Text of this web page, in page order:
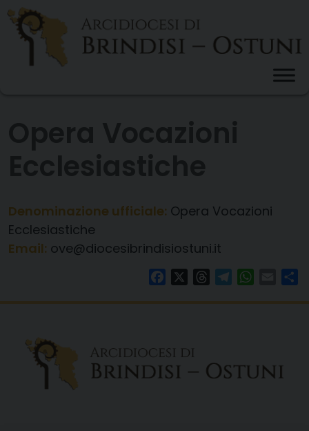
Skip
content
Denominazione ufficiale: Opera Vocazioni
Ecclesiastiche
Email: ove@diocesibrindisiostuni.it
FacebookThreadsTelegram Email